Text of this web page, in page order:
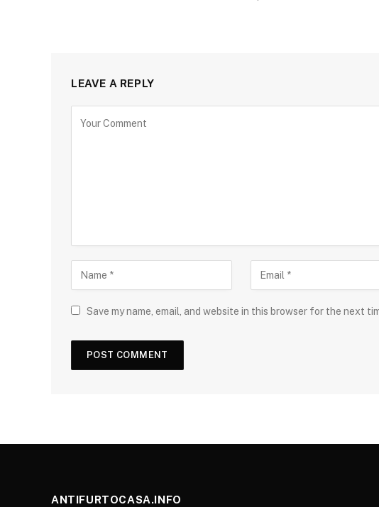
LEAVE A REPLY
Save my name, email, and website in this browser for the next
ANTIFURTOCASA.INFO